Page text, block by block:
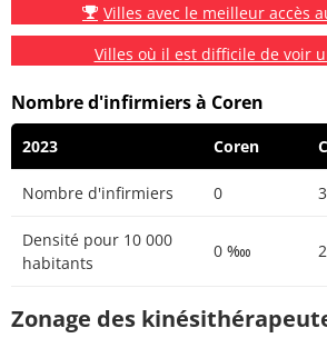
Villes avec le meilleur accès
Villes où il est difficile de voir
Nombre d'infirmiers à Coren
2023 Coren
Nombre d'infirmiers 0
Densité pour 10 000
habitants
0 ‱
Zonage des